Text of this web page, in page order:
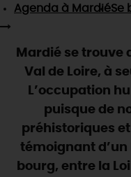
Visitesgourmandes
Chic,une aire de
Par ici les
Que rapporter du
La Route des
TOUT
Des
(re)Découvrir
Une
Rendez-
Des
SE
Agenda à MardiéSe
Mardié se trouve
Val de Loire, à
L’occupation
puisque de
préhistoriques
témoignant
bourg, entre la